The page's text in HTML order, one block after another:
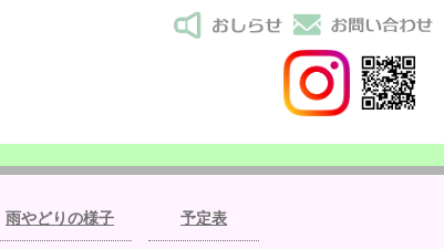
雨やどりの様子 予定表